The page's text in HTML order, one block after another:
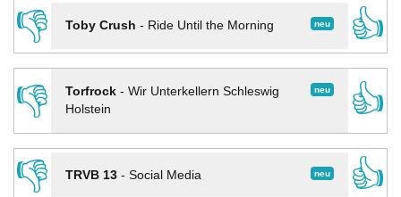
👎
neu
Toby Crush - Ride Until the Morning
👍
👎
neu
Torfrock- Wir Unterkellern Schleswig
Holstein
👍
👎
neu
TRVB 13- Social Media
👍